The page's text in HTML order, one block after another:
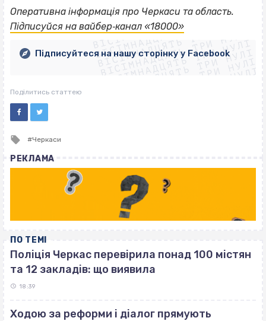
Оперативна інформація про Черкаси та область.
Підписуйся на вайбер‐канал «18000»
ВІСІМНАДЦЯТЬ ТРИ НУЛІ
ВІСІМНАДЦЯТЬ ТРИ НУЛІ
ВІСІМНАДЦЯТЬ ТРИ НУЛІ
ВІСІМНАДЦЯТЬ ТРИ НУЛІ
ВІСІМНАДЦЯТЬ ТРИ НУЛІ
ВІСІМНАДЦЯТЬ ТРИ НУЛІ
ВІСІМНАДЦЯТЬ ТРИ НУЛІ
ВІСІМНАДЦЯТЬ ТРИ НУЛІ
Підписуйтеся на нашу сторінку у Facebook
Поділитись статтею
Tagged
Черкаси
РЕКЛАМА
ПО ТЕМІ
Поліція Черкас перевірила понад 100 містян
та 12 закладів: що виявила
18:39
Ходою за реформи і діалог прямують